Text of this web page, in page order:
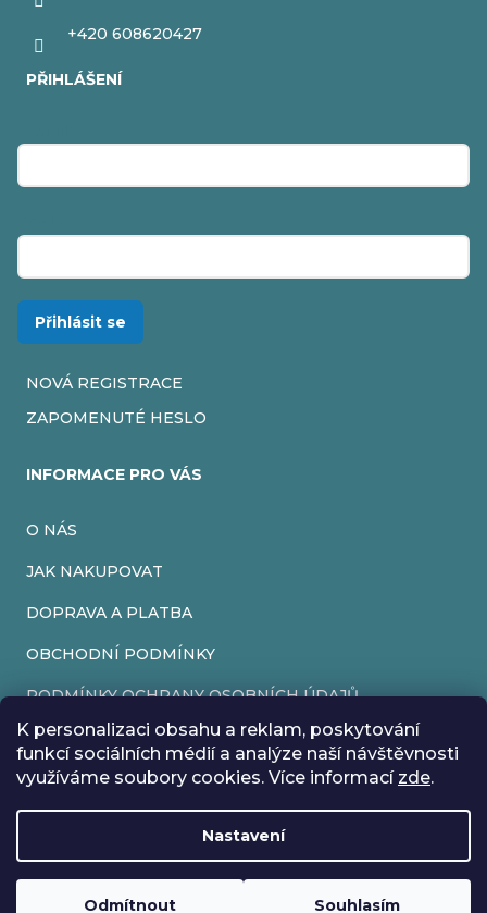
K personalizaci obsahu a reklam, poskytování
funkcí sociálních médií a analýze naší návštěvnosti
využíváme soubory cookies. Více informací zde.
Nastavení
Odmítnout Souhlasím
Rádi bychom vás informovali, že od 17. 7. do 24. 7. včetně
máme z důvodu dovolené zavřeno. Všechny objednávky
budou vyřízeny co nejdříve od 27. 7. :) Přejeme vám krásné
+420 608620427
PŘIHLÁŠENÍ
Přihlásit se
NOVÁ REGISTRACE
ZAPOMENUTÉ HESLO
INFORMACE PRO VÁS
O NÁS
JAK NAKUPOVAT
DOPRAVA A PLATBA
OBCHODNÍ PODMÍNKY
PODMÍNKY OCHRANY OSOBNÍCH ÚDAJŮ
VRÁCENÍ ZBOŽÍ
REKLAMACE
Vytvořil Shoptet
Copyright 2026EveryRetroGame. Všechna práva vyhrazena.
Upravit nastavení cookies
Loading